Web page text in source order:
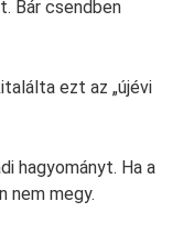
Bár csendben
ezt az „újévi
hagyományt. Ha a
nem megy.